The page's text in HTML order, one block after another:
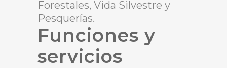
Forestales, Vida Silvestre y
Pesquerías.
Funciones y
servicios